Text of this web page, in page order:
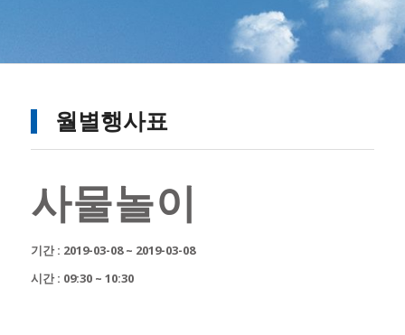
월별행사표
사물놀이
기간 : 2019-03-08 ~ 2019-03-08
시간 : 09:30 ~ 10:30